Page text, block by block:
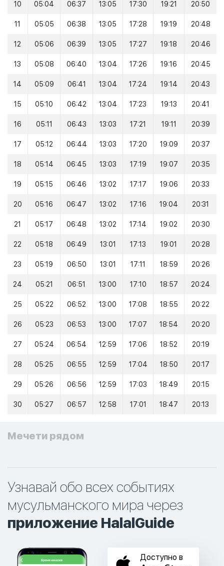
10 05:04 06:37 13:05 17:30 19:21 20:50
11 05:05 06:38 13:05 17:28 19:19 20:48
12 05:06 06:39 13:05 17:27 19:18 20:46
13 05:08 06:40 13:04 17:26 19:16 20:45
14 05:09 06:41 13:04 17:24 19:14 20:43
15 05:10 06:42 13:04 17:23 19:13 20:41
16 05:11 06:43 13:03 17:21 19:11 20:39
17 05:12 06:44 13:03 17:20 19:09 20:37
18 05:14 06:45 13:03 17:19 19:07 20:35
19 05:15 06:46 13:02 17:17 19:06 20:33
20 05:16 06:47 13:02 17:16 19:04 20:31
21 05:17 06:48 13:02 17:14 19:02 20:30
22 05:18 06:49 13:01 17:13 19:01 20:28
23 05:19 06:50 13:01 17:11 18:59 20:26
24 05:21 06:51 13:00 17:10 18:57 20:24
25 05:22 06:52 13:00 17:08 18:55 20:22
26 05:23 06:53 13:00 17:07 18:54 20:20
27 05:24 06:54 12:59 17:06 18:52 20:19
28 05:25 06:55 12:59 17:04 18:50 20:17
29 05:26 06:56 12:59 17:03 18:49 20:15
30 05:27 06:57 12:58 17:01 18:47 20:13
Мечети рядом
Узнавай обо всех событиях
мусульманского мира через
приложение HalalGuide
Доступно в